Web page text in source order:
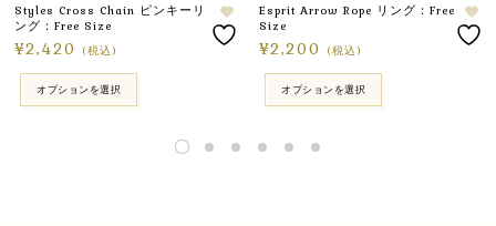
Styles Cross Chain ピンキーリ
ング：Free Size
¥2,420 (税込)
オプションを選択
Esprit Arrow Rope リング：Free
Size
¥2,200 (税込)
オプションを選択